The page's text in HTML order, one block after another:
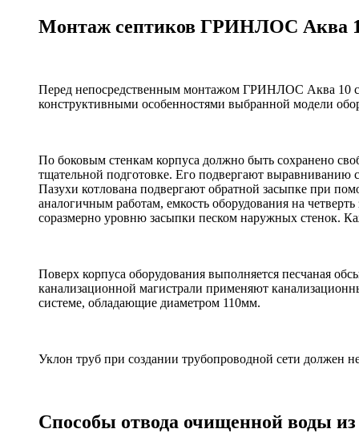
Монтаж септиков ГРИНЛОС Аква
Перед непосредственным монтажом ГРИНЛОС Аква 10
конструктивными особенностями выбранной модели
По боковым стенкам корпуса должно быть сохранено
тщательной подготовке. Его подвергают
Пазухи котлована подвергают обратной засыпке при
аналогичным работам, емкость оборудования на
соразмерно уровню засыпки песком наружных стенок.
Поверх корпуса оборудования выполняется песчаная
канализационной магистрали применяют
системе, обладающие диаметром 110мм.
Уклон труб при создании трубопроводной сети должен
Способы отвода очищенной воды